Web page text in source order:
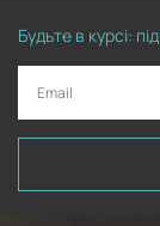
Будьте в курсі: